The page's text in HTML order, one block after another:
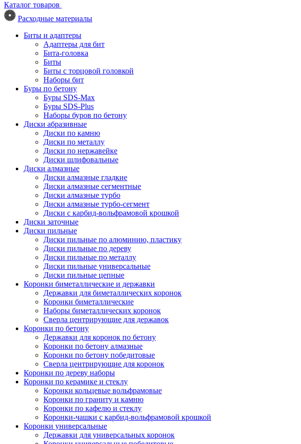
Каталог товаров
Расходные материалы
Биты и адаптеры
Адаптеры для бит
Бита-головка
Биты
Биты с торцовой головкой
Наборы бит
Буры по бетону
Буры SDS-Max
Буры SDS-Plus
Наборы буров по бетону
Диски абразивные
Диски по камню
Диски по металлу
Диски по нержавейке
Диски шлифовальные
Диски алмазные
Диски алмазные гладкие
Диски алмазные сегментные
Диски алмазные турбо
Диски алмазные турбо-сегмент
Диски с карбид-вольфрамовой крошкой
Диски заточные
Диски пильные
Диски пильные по алюминию, пластику
Диски пильные по дереву
Диски пильные по металлу
Диски пильные универсальные
Диски пильные цепные
Коронки биметаллические и державки
Державки для биметаллических коронок
Коронки биметаллические
Наборы биметаллических коронок
Сверла центрирующие для державок
Коронки по бетону
Державки для коронок по бетону
Коронки по бетону алмазные
Коронки по бетону победитовые
Сверла центрирующие для коронок
Коронки по дереву наборы
Коронки по керамике и стеклу
Коронки кольцевые вольфрамовые
Коронки по граниту и камню
Коронки по кафелю и стеклу
Коронки-чашки с карбид-вольфрамовой крошкой
Коронки универсальные
Державки для универсальных коронок